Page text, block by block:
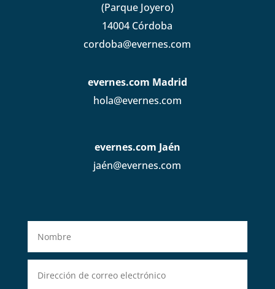
(Parque Joyero)
14004 Córdoba
cordoba@evernes.com
evernes.com Madrid
hola@evernes.com
evernes.com Jaén
jaén@evernes.com